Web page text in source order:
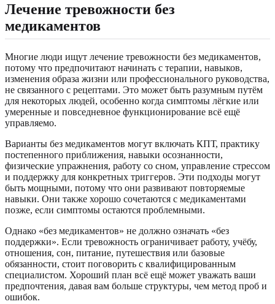
Лечение тревожности без
медикаментов
Многие люди ищут лечение тревожности без медикаментов,
потому что предпочитают начинать с терапии, навыков,
изменения образа жизни или профессионального руководства,
не связанного с рецептами. Это может быть разумным путём
для некоторых людей, особенно когда симптомы лёгкие или
умеренные и повседневное функционирование всё ещё
управляемо.
Варианты без медикаментов могут включать КПТ, практику
постепенного приближения, навыки осознанности,
физические упражнения, работу со сном, управление стрессом
и поддержку для конкретных триггеров. Эти подходы могут
быть мощными, потому что они развивают повторяемые
навыки. Они также хорошо сочетаются с медикаментами
позже, если симптомы остаются проблемными.
Однако «без медикаментов» не должно означать «без
поддержки». Если тревожность ограничивает работу, учёбу,
отношения, сон, питание, путешествия или базовые
обязанности, стоит поговорить с квалифицированным
специалистом. Хороший план всё ещё может уважать ваши
предпочтения, давая вам больше структуры, чем метод проб и
ошибок.